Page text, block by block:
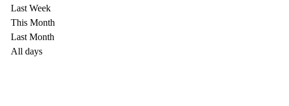
Last Week
This Month
Last Month
All days